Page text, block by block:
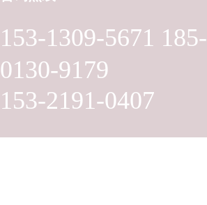
153-1309-5671 185-
0130-9179
153-2191-0407